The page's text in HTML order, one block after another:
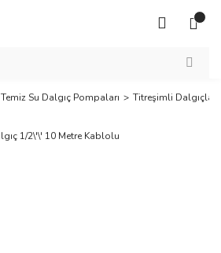
Temiz Su Dalgıç Pompaları Titreşimli Dalgıçlar